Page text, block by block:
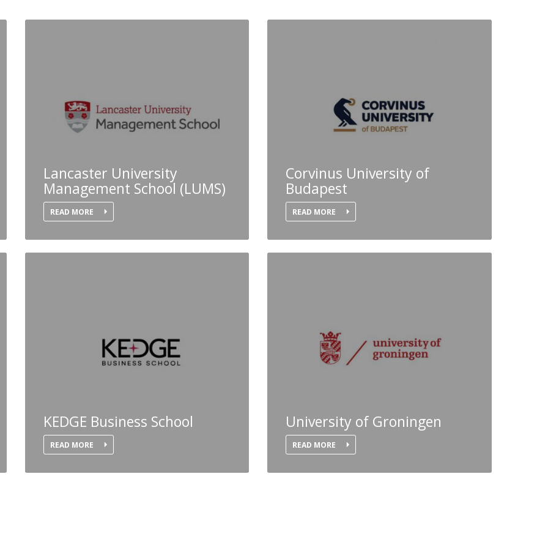
Lancaster University
Management School (LUMS)
READ MORE
Corvinus University of
Budapest
READ MORE
KEDGE Business School
READ MORE
University of Groningen
READ MORE